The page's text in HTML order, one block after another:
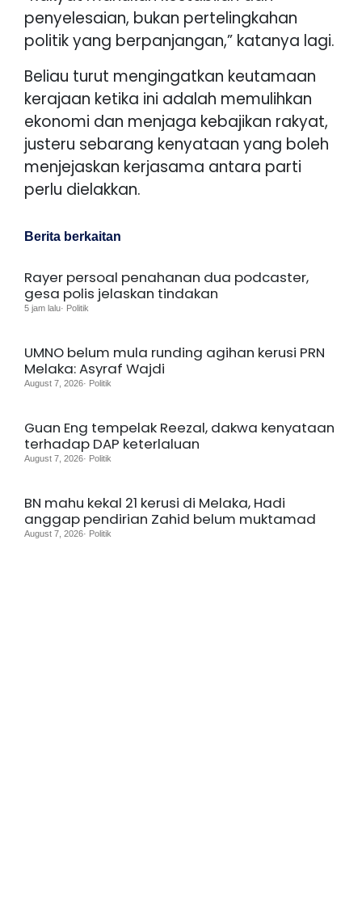
penyelesaian, bukan pertelingkahan
politik yang berpanjangan,” katanya lagi.
Beliau turut mengingatkan keutamaan
kerajaan ketika ini adalah memulihkan
ekonomi dan menjaga kebajikan rakyat,
justeru sebarang kenyataan yang boleh
menjejaskan kerjasama antara parti
perlu dielakkan.
Berita berkaitan
Rayer persoal penahanan dua podcaster,
gesa polis jelaskan tindakan
5 jam lalu· Politik
UMNO belum mula runding agihan kerusi PRN
Melaka: Asyraf Wajdi
August 7, 2026· Politik
Guan Eng tempelak Reezal, dakwa kenyataan
terhadap DAP keterlaluan
August 7, 2026· Politik
BN mahu kekal 21 kerusi di Melaka, Hadi
anggap pendirian Zahid belum muktamad
August 7, 2026· Politik